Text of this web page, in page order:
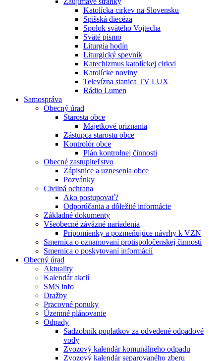
Katolícka cirkev na Slovensku
Spišská diecéza
Spolok svätého Vojtecha
Sväté písmo
Liturgia hodín
Liturgický spevník
Katechizmus katolíckej cirkvi
Katolícke noviny
Televízna stanica TV LUX
Rádio Lumen
Samospráva
Obecný úrad
Starosta obce
Majetkové priznania
Zástupca starostu obce
Kontrolór obce
Plán kontrolnej činnosti
Obecné zastupiteľstvo
Zápisnice a uznesenia obce
Pozvánky
Civilná ochrana
Ako postupovať?
Odporúčania a dôležité informácie
Základné dokumenty
Všeobecné záväzné nariadenia
Pripomienky a pozmeňujúce návrhy k VZN
Smernica o oznamovaní protispoločenskej činnosti
Smernica o poskytovaní informácií
Obecný úrad
Aktuality
Kalendár akcií
SMS info
Dražby
Pracovné ponuky
Územné plánovanie
Odpady
Sadzobník poplatkov za odvedené odpadové
vody
Zvozový kalendár komunálneho odpadu
Zvozový kalendár separovaného zberu